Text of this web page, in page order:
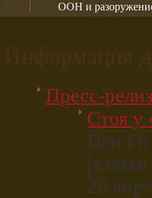
ООН и
Пресс-
Стоя у
Пан Ги
29